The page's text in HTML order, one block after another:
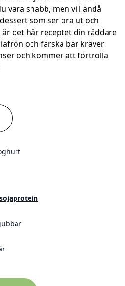
vara snabb, men vill ändå
som ser bra ut och
det här receptet din räddare
och färska bär kräver
och kommer att förtrolla